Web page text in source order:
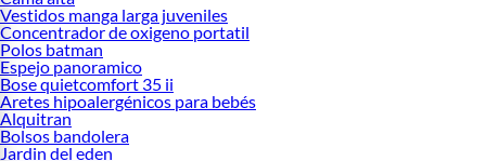
Vestidos manga larga juveniles
Concentrador de oxigeno portatil
Polos batman
Espejo panoramico
Bose quietcomfort 35 ii
Aretes hipoalergénicos para bebés
Alquitran
Bolsos bandolera
Jardin del eden